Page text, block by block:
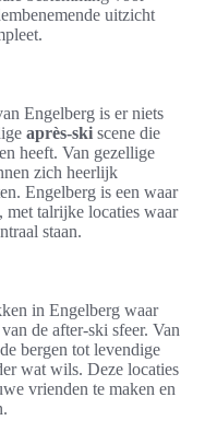
uitzicht
Engelberg is er niets
après-ski scene die
heeft. Van gezellige
zich heerlijk
Engelberg is een waar
met talrijke locaties waar
staan.
in Engelberg waar
de after-ski sfeer. Van
bergen tot levendige
wat wils. Deze locaties
vrienden te maken en